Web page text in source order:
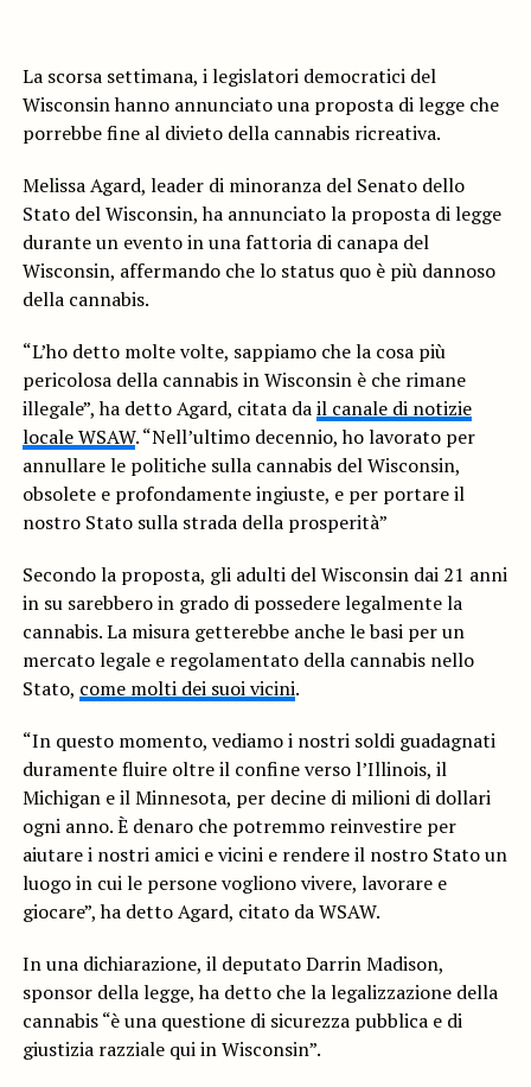
La scorsa settimana, i legislatori democratici del
Wisconsin hanno annunciato una proposta di legge che
porrebbe fine al divieto della cannabis ricreativa.
Melissa Agard, leader di minoranza del Senato dello
Stato del Wisconsin, ha annunciato la proposta di legge
durante un evento in una fattoria di canapa del
Wisconsin, affermando che lo status quo è più dannoso
della cannabis.
“L’ho detto molte volte, sappiamo che la cosa più
pericolosa della cannabis in Wisconsin è che rimane
illegale”, ha detto Agard, citata dail canale di notizie
locale WSAW. “Nell’ultimo decennio, ho lavorato per
annullare le politiche sulla cannabis del Wisconsin,
obsolete e profondamente ingiuste, e per portare il
nostro Stato sulla strada della prosperità”
Secondo la proposta, gli adulti del Wisconsin dai 21 anni
in su sarebbero in grado di possedere legalmente la
cannabis. La misura getterebbe anche le basi per un
mercato legale e regolamentato della cannabis nello
Stato, come molti dei suoi vicini.
“In questo momento, vediamo i nostri soldi guadagnati
duramente fluire oltre il confine verso l’Illinois, il
Michigan e il Minnesota, per decine di milioni di dollari
ogni anno. È denaro che potremmo reinvestire per
aiutare i nostri amici e vicini e rendere il nostro Stato un
luogo in cui le persone vogliono vivere, lavorare e
giocare”, ha detto Agard, citato da WSAW.
In una dichiarazione, il deputato Darrin Madison,
sponsor della legge, ha detto che la legalizzazione della
cannabis “è una questione di sicurezza pubblica e di
giustizia razziale qui in Wisconsin”.